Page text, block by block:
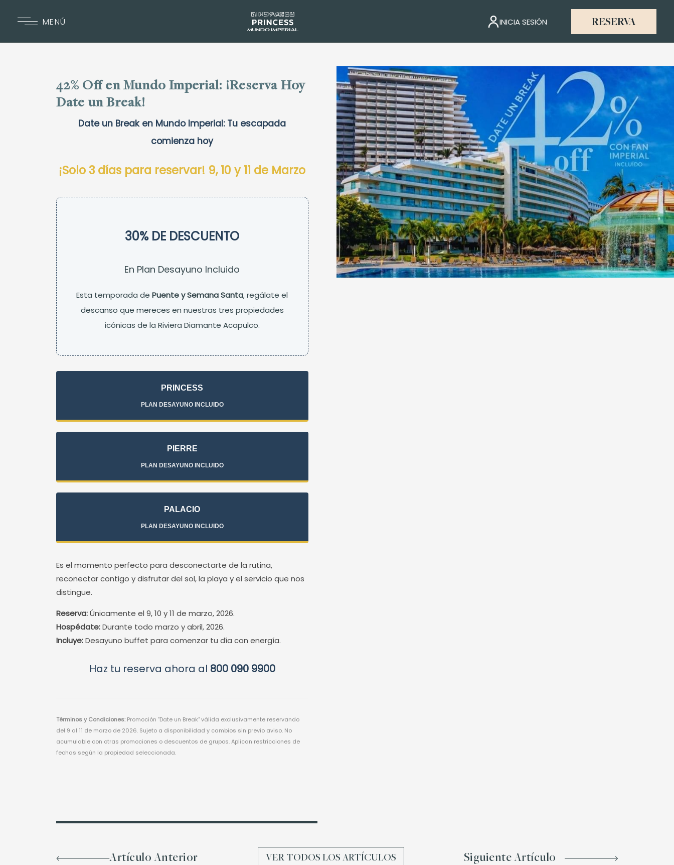
MENÚ INICIA SESIÓN RESERVA
42% Off en Mundo Imperial: ¡Reserva Hoy
Date un Break!
Date un Break en Mundo Imperial: Tu escapada
comienza hoy
¡Solo 3 días para reservar! 9, 10 y 11 de Marzo
30% DE DESCUENTO
En Plan Desayuno Incluido
Esta temporada dePuente y Semana Santa, regálate el
descanso que mereces en nuestras tres propiedades
icónicas de la Riviera Diamante Acapulco.
PRINCESS
PLAN DESAYUNO INCLUIDO
PIERRE
PLAN DESAYUNO INCLUIDO
PALACIO
PLAN DESAYUNO INCLUIDO
Es el momento perfecto para desconectarte de la rutina,
reconectar contigo y disfrutar del sol, la playa y el servicio que nos
distingue.
Reserva:Únicamente el 9, 10 y 11 de marzo, 2026.
Hospédate:Durante todo marzo y abril, 2026.
Incluye:Desayuno buffet para comenzar tu día con energía.
Haz tu reserva ahora al 800 090 9900
Términos y Condiciones:Promoción "Date un Break" válida exclusivamente reservando
del 9 al 11 de marzo de 2026. Sujeto a disponibilidad y cambios sin previo aviso. No
acumulable con otras promociones o descuentos de grupos. Aplican restricciones de
fechas según la propiedad seleccionada.
Artículo Anterior VER TODOS LOS ARTÍCULOS Siguiente Artículo